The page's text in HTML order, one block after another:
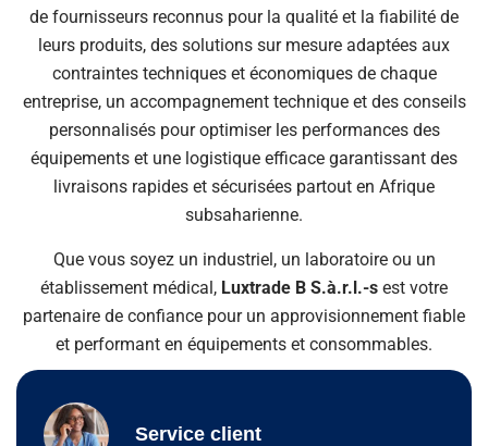
de fournisseurs reconnus pour la qualité et la fiabilité de
leurs produits, des solutions sur mesure adaptées aux
contraintes techniques et économiques de chaque
entreprise, un accompagnement technique et des conseils
personnalisés pour optimiser les performances des
équipements et une logistique efficace garantissant des
livraisons rapides et sécurisées partout en Afrique
subsaharienne.
Que vous soyez un industriel, un laboratoire ou un
établissement médical, Luxtrade B S.à.r.l.-s est votre
partenaire de confiance pour un approvisionnement fiable
et performant en équipements et consommables.
Service client